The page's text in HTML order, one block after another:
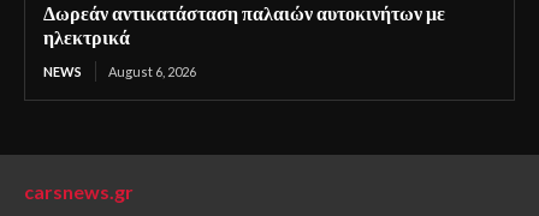
Δωρεάν αντικατάσταση παλαιών αυτοκινήτων με
ηλεκτρικά
NEWS August 6, 2026
carsnews.gr